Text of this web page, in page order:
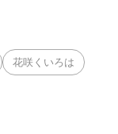
花咲くいろは